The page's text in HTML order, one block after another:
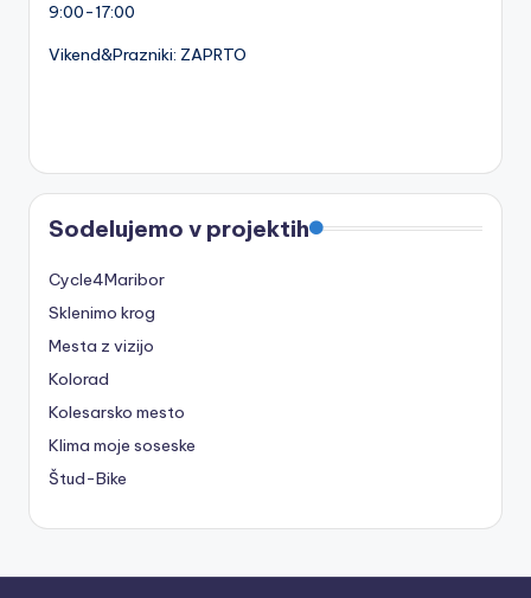
9:00-17:00
Vikend&Prazniki: ZAPRTO
Sodelujemo v projektih
Cycle4Maribor
Sklenimo krog
Mesta z vizijo
Kolorad
Kolesarsko mesto
Klima moje soseske
Štud-Bike